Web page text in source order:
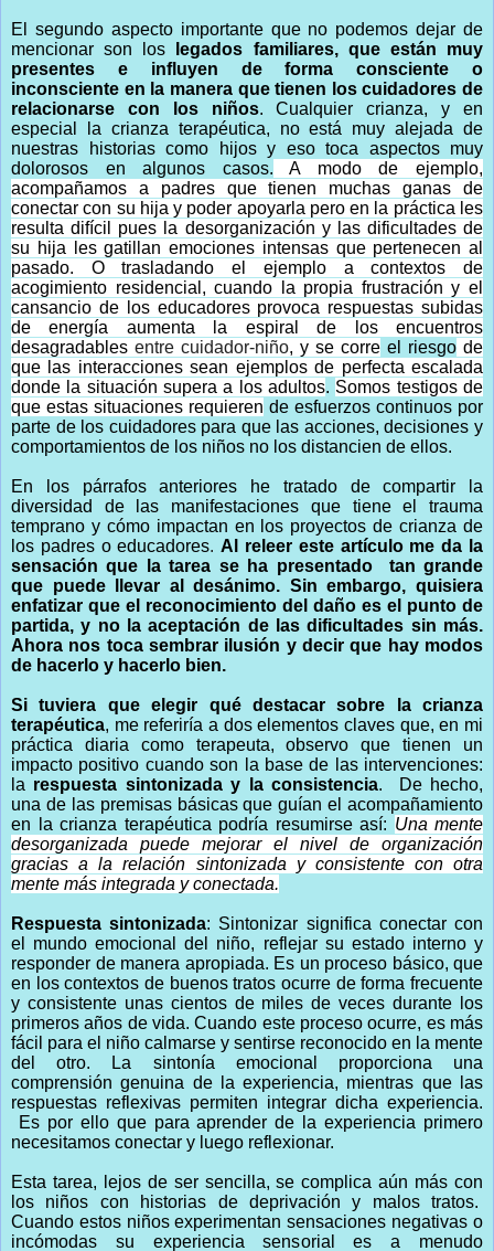
El segundo aspecto importante que no podemos dejar de
mencionar son los
legados familiares, que están muy
presentes e influyen de forma consciente o
inconsciente en la manera que tienen los cuidadores de
relacionarse con los niños. Cualquier crianza, y en
especial la crianza terapéutica, no está muy alejada de
nuestras historias como hijos y eso toca aspectos muy
dolorosos en algunos casos. A modo de ejemplo,
acompañamos a padres que tienen muchas ganas de
conectar con su hija y poder apoyarla pero en la práctica les
resulta difícil pues la desorganización y las dificultades de
su hija les gatillan emociones intensas que pertenecen al
pasado. O trasladando el ejemplo a contextos de
acogimiento residencial, cuando la propia frustración y el
cansancio de los educadores provoca respuestas subidas
de energía aumenta la espiral de los encuentros
desagradables entre cuidador-niño, y se corre el riesgo de
que las interacciones sean ejemplos de perfecta escalada
donde la situación supera a los adultos. Somos testigos de
que estas situaciones requieren de esfuerzos continuos por
parte de los cuidadores para que las acciones, decisiones y
comportamientos de los niños no los distancien de ellos.
En los párrafos anteriores he tratado de compartir la
diversidad de las manifestaciones que tiene el trauma
temprano y cómo impactan en los proyectos de crianza de
los padres o educadores.Al releer este artículo me da la
sensación que la tarea se ha presentado tan grande
que puede llevar al desánimo. Sin embargo, quisiera
enfatizar que el reconocimiento del daño es el punto de
partida, y no la aceptación de las dificultades sin más.
Ahora nos toca sembrar ilusión y decir que hay modos
de hacerlo y hacerlo bien.
Si tuviera que elegir qué destacar sobre la crianza
terapéutica, me referiría a dos elementos claves que, en mi
práctica diaria como terapeuta, observo que tienen un
impacto positivo cuando son la base de las intervenciones:
la respuesta sintonizada y la consistencia. De hecho,
una de las premisas básicas que guían el acompañamiento
en la crianza terapéutica podría resumirse así: Una mente
desorganizada puede mejorar el nivel de organización
gracias a la relación sintonizada y consistente con otra
mente más integrada y conectada.
Respuesta sintonizada: Sintonizar significa conectar con
el mundo emocional del niño, reflejar su estado interno y
responder de manera apropiada. Es un proceso básico, que
en los contextos de buenos tratos ocurre de forma frecuente
y consistente unas cientos de miles de veces durante los
primeros años de vida. Cuando este proceso ocurre, es más
fácil para el niño calmarse y sentirse reconocido en la mente
del otro. La sintonía emocional proporciona una
comprensión genuina de la experiencia, mientras que las
respuestas reflexivas permiten integrar dicha experiencia.
Es por ello que para aprender de la experiencia primero
necesitamos conectar y luego reflexionar.
Esta tarea, lejos de ser sencilla, se complica aún más con
los niños con historias de deprivación y malos tratos.
Cuando estos niños experimentan sensaciones negativas o
incómodas su experiencia sensorial es a menudo